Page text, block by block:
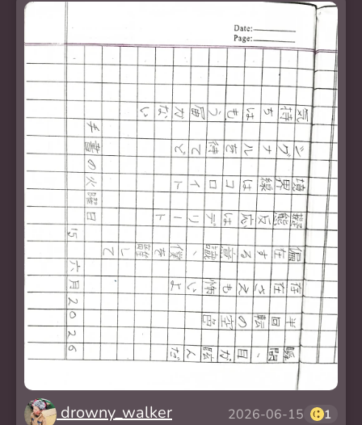
drowny_walker 2026-06-15 1